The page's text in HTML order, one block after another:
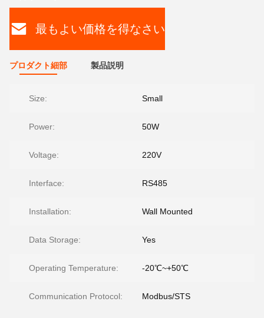
最もよい価格を得なさい
プロダクト細部 製品説明
Size: Small
Power: 50W
Voltage: 220V
Interface: RS485
Installation: Wall Mounted
Data Storage: Yes
Operating Temperature: -20℃~+50℃
Communication Protocol: Modbus/STS